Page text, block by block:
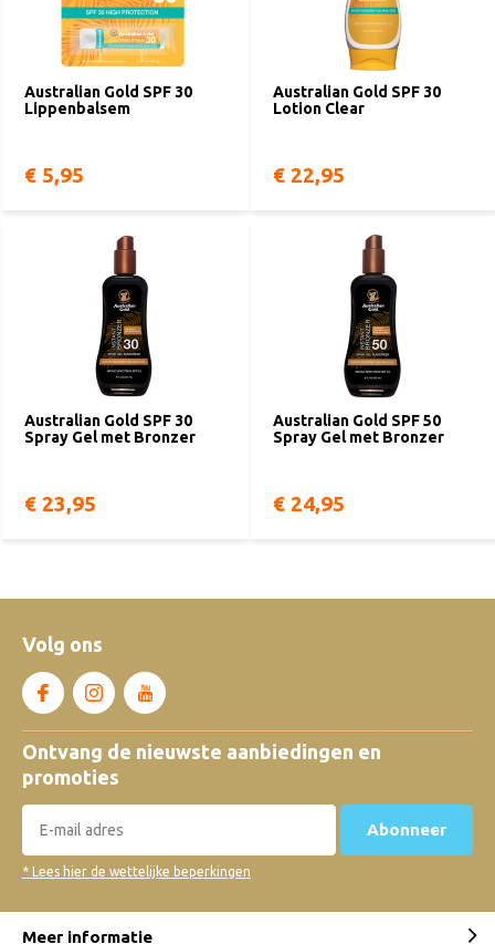
Australian Gold SPF 30
Lippenbalsem
€ 5,95
Australian Gold SPF 30
Lotion Clear
€ 22,95
Australian Gold SPF 30
Spray Gel met Bronzer
€ 23,95
Australian Gold SPF 50
Spray Gel met Bronzer
€ 24,95
Volg ons
Ontvang de nieuwste aanbiedingen en
promoties
Abonneer
* Lees hier de wettelijke beperkingen
Meer informatie